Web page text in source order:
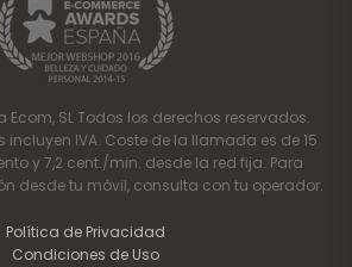
Ecom, SL Todos los derechos reservados.
IVA. Coste de la llamada es de 15
y 7,2 cent./min. desde la red fija. Para
desde tu móvil, consulta con tu operador.
Política de Privacidad
Condiciones de Uso